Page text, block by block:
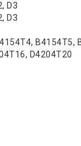
D3
D3
B4154T5,
D4204T20